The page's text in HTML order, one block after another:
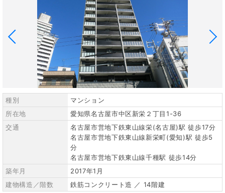
種別
マンション
所在地
愛知県名古屋市中区新栄２丁目1-36
交通
名古屋市営地下鉄東山線栄(名古屋)駅 徒歩17分
名古屋市営地下鉄東山線新栄町(愛知)駅 徒歩5
分
名古屋市営地下鉄東山線千種駅 徒歩14分
築年月
2017年1月
建物構造／階数
鉄筋コンクリート造 ／ 14階建